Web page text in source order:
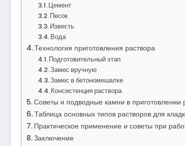
Цемент
Песок
Известь
Вода
Технология приготовления раствора
Подготовительный этап
Замес вручную
Замес в бетономешалке
Консистенция раствора
Советы и подводные камни в приготовлении
Таблица основных типов растворов для
Практическое применение и советы при
Заключение